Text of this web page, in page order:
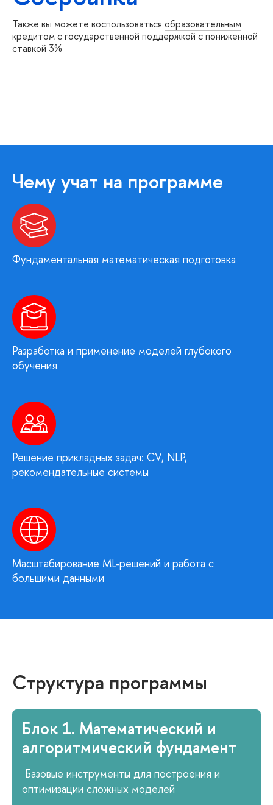
Также вы можете воспользоваться образовательным
кредитомс государственной поддержкой с пониженной
ставкой 3%
Чему учат на программе
Фундаментальная математическая подготовка
Разработка и применение моделей глубокого
обучения
Решение прикладных задач: CV, NLP,
рекомендательные системы
Масштабирование ML-решений и работа с
большими данными
Структура программы
Блок 1. Математический и
алгоритмический фундамент
Базовые инструменты для построения и
оптимизации сложных моделей